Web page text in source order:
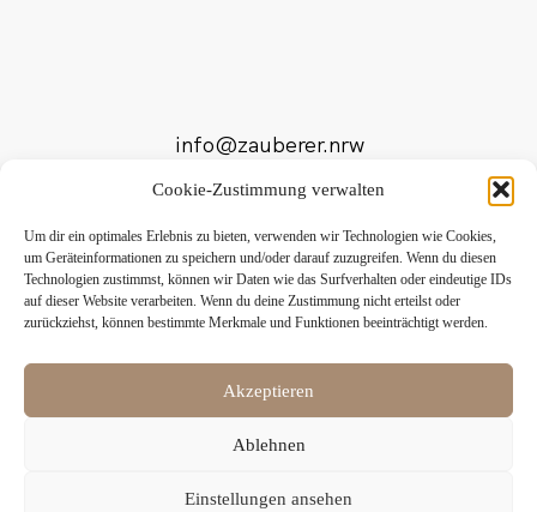
Cookie-Zustimmung verwalten
Um dir ein optimales Erlebnis zu bieten, verwenden wir Technologien wie Cookies,
um Geräteinformationen zu speichern und/oder darauf zuzugreifen. Wenn du diesen
Technologien zustimmst, können wir Daten wie das Surfverhalten oder eindeutige IDs
auf dieser Website verarbeiten. Wenn du deine Zustimmung nicht erteilst oder
zurückziehst, können bestimmte Merkmale und Funktionen beeinträchtigt werden.
Akzeptieren
Ablehnen
Einstellungen ansehen
Tel: +49 171 3 555 7 44
info@zauberer.nrw
Copyrights ©Patrick Rettler | All rights Reserved
Back to Top